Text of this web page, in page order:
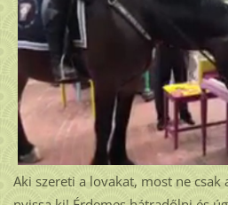
Aki szereti a lovakat, most ne csak